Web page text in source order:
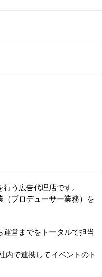
う広告代理店です。
プロデューサー業務）を
営までをトータルで担当
内で連携してイベントのト